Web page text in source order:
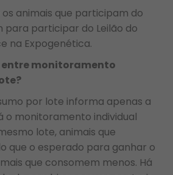
animais que participam do
para participar do Leilão do
na Expogenética.
monitoramento
por lote informa apenas a
o monitoramento individual
lote, animais que
que o esperado para ganhar o
que consomem menos. Há